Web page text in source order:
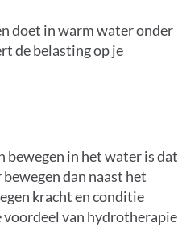
doet in warm water onder
de belasting op je
bewegen in het water is dat
dan naast het
kracht en conditie
van hydrotherapie